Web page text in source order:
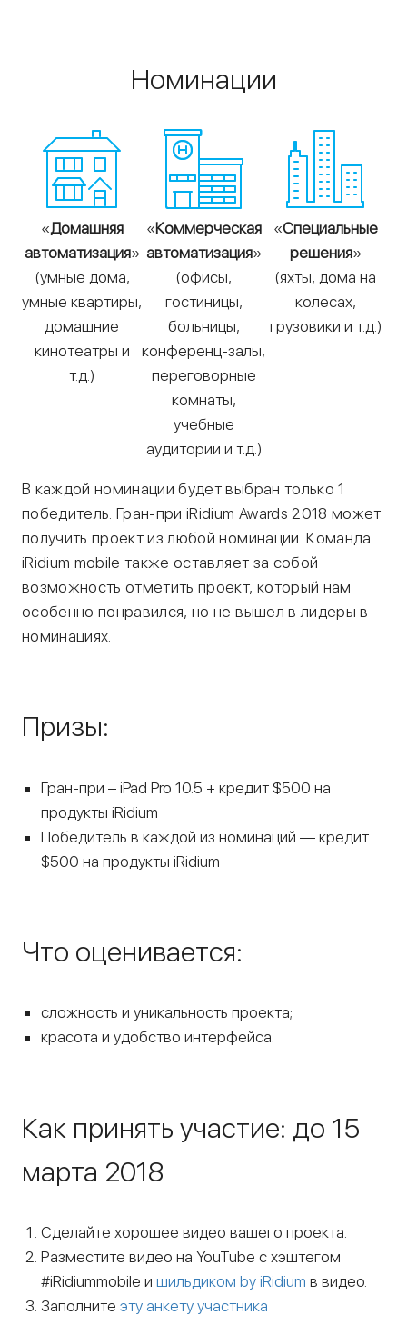
Номинации
«Домашняя
автоматизация»
(умные дома,
умные квартиры,
домашние
кинотеатры и
т.д.)
«Коммерческая
автоматизация»
(офисы,
гостиницы,
больницы,
конференц-залы,
переговорные
комнаты,
учебные
аудитории и т.д.)
«Специальные
решения»
(яхты, дома на
колесах,
грузовики и т.д.)
В каждой номинации будет выбран только 1
победитель. Гран-при iRidium Awards 2018 может
получить проект из любой номинации. Команда
iRidium mobile также оставляет за собой
возможность отметить проект, который нам
особенно понравился, но не вышел в лидеры в
номинациях.
Призы:
Гран-при – iPad Pro 10.5 + кредит $500 на
продукты iRidium
Победитель в каждой из номинаций — кредит
$500 на продукты iRidium
Что оценивается:
сложность и уникальность проекта;
красота и удобство интерфейса.
Как принять участие: до 15
марта 2018
Сделайте хорошее видео вашего проекта.
Разместите видео на YouTube c хэштегом
#iRidiummobile ишильдиком by iRidium в видео.
Заполнитеэту анкету участника